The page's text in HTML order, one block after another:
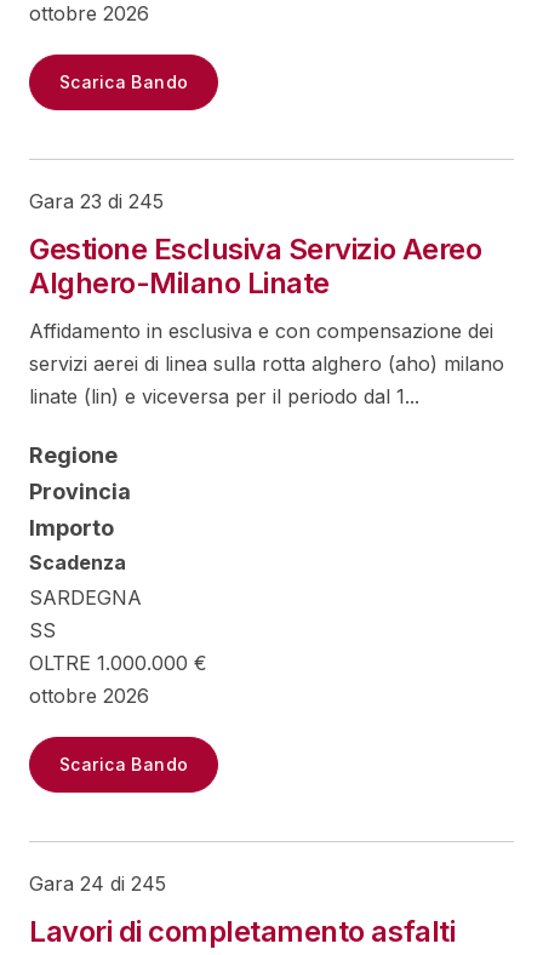
ottobre 2026
Scarica Bando
Gara 23 di 245
Gestione Esclusiva Servizio Aereo
Alghero-Milano Linate
Affidamento in esclusiva e con compensazione dei
servizi aerei di linea sulla rotta alghero (aho) milano
linate (lin) e viceversa per il periodo dal 1...
Regione
Provincia
Importo
Scadenza
SARDEGNA
SS
OLTRE 1.000.000 €
ottobre 2026
Scarica Bando
Gara 24 di 245
Lavori di completamento asfalti